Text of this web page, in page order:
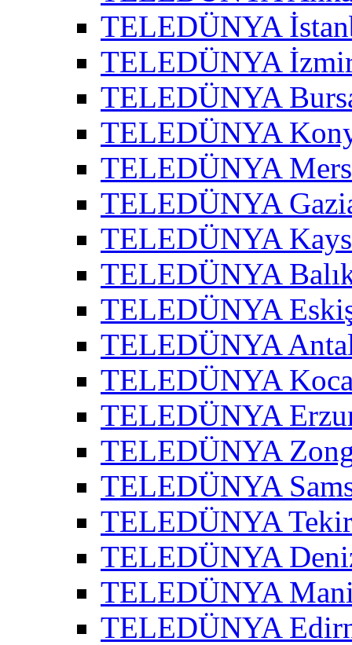
TELEDÜNYA
TELEDÜNYA
TELEDÜNYA
TELEDÜNYA
TELEDÜNYA
TELEDÜNYA
TELEDÜNYA
TELEDÜNYA
TELEDÜNYA
TELEDÜNYA
TELEDÜNYA
TELEDÜNYA
TELEDÜNYA
TELEDÜNYA
TELEDÜNYA
TELEDÜNYA
TELEDÜNYA
TELEDÜNYA